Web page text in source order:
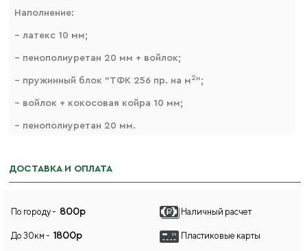
Наполнение:
– латекс 10 мм;
– пенополиуретан 20 мм + войлок;
– пружинный блок "ТФК 256 пр. на м 2 ";
– войлок + кокосовая койра 10 мм;
– пенополиуретан 20 мм.
ДОСТАВКА И ОПЛАТА
По городу - 800р
До 30км - 1800р
Наличный расчет
Пластиковые карты